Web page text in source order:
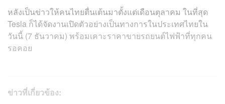
หลังเป็นข่าวให้คนไทยตื่นเต้นมาตั้งแต่เดือนตุลาคม ในที่สุด
Tesla ก็ได้จัดงานเปิดตัวอย่างเป็นทางการในประเทศไทยใน
วันนี้ (7 ธันวาคม) พร้อมเคาะราคาขายรถยนต์ไฟฟ้าที่ทุกคน
รอคอย
ข่าวที่เกี่ยวข้อง: